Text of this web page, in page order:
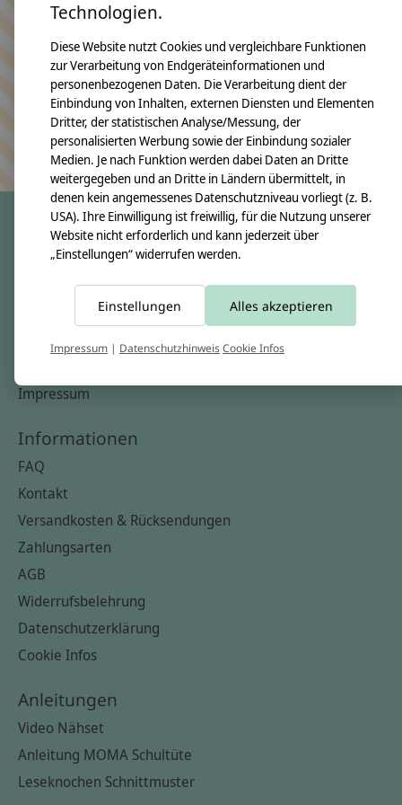
Bleiben Sie in Kontakt
Keine Sorge, wir übertreiben es nicht
crêpes suzette
Über uns
Unsere Creppies
Nähkästchen
Impressum
Informationen
FAQ
Kontakt
Versandkosten & Rücksendungen
Zahlungsarten
AGB
Widerrufsbelehrung
Datenschutzerklärung
Cookie Infos
Anleitungen
Video Nähset
Anleitung MOMA Schultüte
Leseknochen Schnittmuster
Technologien.
Diese Website nutzt Cookies und vergleichbare Funktionen
zur Verarbeitung von Endgeräteinformationen und
personenbezogenen Daten. Die Verarbeitung dient der
Einbindung von Inhalten, externen Diensten und Elementen
Dritter, der statistischen Analyse/Messung, der
personalisierten Werbung sowie der Einbindung sozialer
Medien. Je nach Funktion werden dabei Daten an Dritte
weitergegeben und an Dritte in Ländern übermittelt, in
denen kein angemessenes Datenschutzniveau vorliegt (z. B.
USA). Ihre Einwilligung ist freiwillig, für die Nutzung unserer
Website nicht erforderlich und kann jederzeit über
„Einstellungen“ widerrufen werden.
Einstellungen Alles akzeptieren
Impressum | DatenschutzhinweisCookie Infos